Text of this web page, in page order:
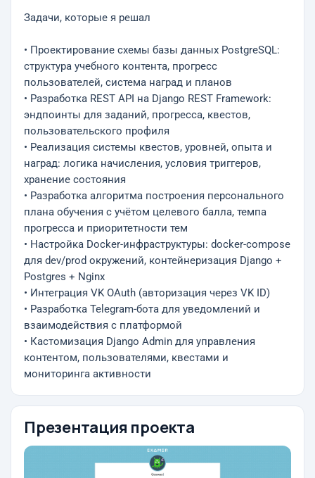
Задачи, которые я решал
• Проектирование схемы базы данных PostgreSQL:
структура учебного контента, прогресс
пользователей, система наград и планов
• Разработка REST API на Django REST Framework:
эндпоинты для заданий, прогресса, квестов,
пользовательского профиля
• Реализация системы квестов, уровней, опыта и
наград: логика начисления, условия триггеров,
хранение состояния
• Разработка алгоритма построения персонального
плана обучения с учётом целевого балла, темпа
прогресса и приоритетности тем
• Настройка Docker-инфраструктуры: docker-compose
для dev/prod окружений, контейнеризация Django +
Postgres + Nginx
• Интеграция VK OAuth (авторизация через VK ID)
• Разработка Telegram-бота для уведомлений и
взаимодействия с платформой
• Кастомизация Django Admin для управления
контентом, пользователями, квестами и
мониторинга активности
Презентация проекта